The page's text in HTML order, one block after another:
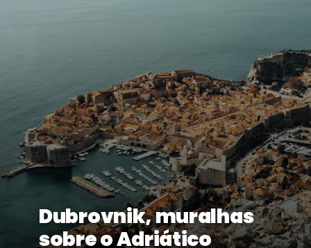
Dubrovnik, muralhas
sobre o Adriático